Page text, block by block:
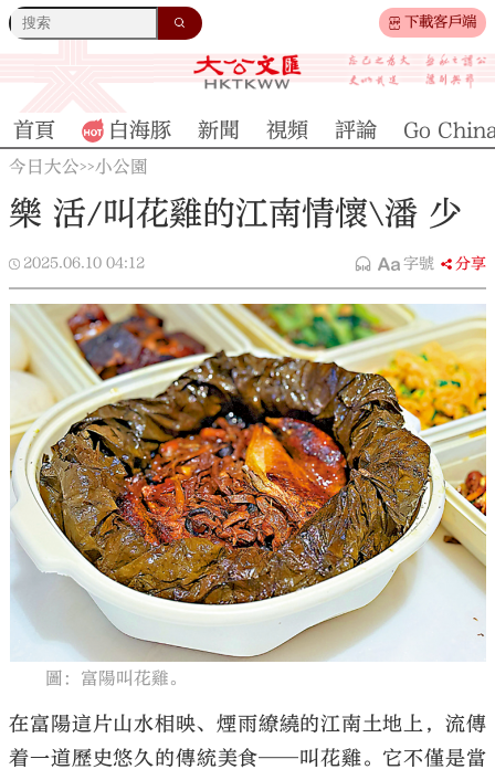
下載客戶端
首頁 白海豚 新聞 視頻 評論 Go
今日大公>>小公園
樂 活/叫花雞的江南情懷\潘 少
2025.06.10 04:12 字號 分享
圖：富陽叫花雞。
在富陽這片山水相映、煙雨繚繞的江南土地上，流傳
着一道歷史悠久的傳統美食──叫花雞。它不僅是當